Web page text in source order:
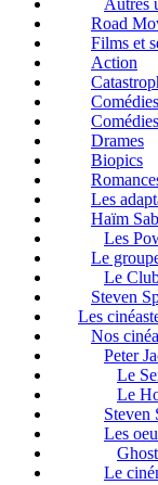
Road
Films et
Action
Comédies
Drames
Biopics
Les
Haïm
Les
Le
Le
Steven
Les
Nos
Peter
Le
Le
Steven
Les
Le